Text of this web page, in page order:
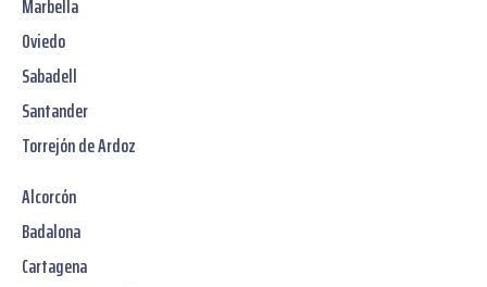
Marbella
Oviedo
Sabadell
Santander
Torrejón de Ardoz
Alcorcón
Badalona
Cartagena